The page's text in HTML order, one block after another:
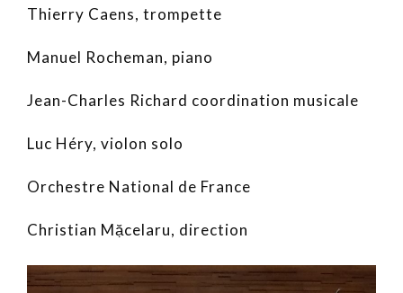
Thierry Caens, trompette
Manuel Rocheman, piano
Jean-Charles Richard coordination musicale
Luc Héry, violon solo
Orchestre National de France
Christian Mặcelaru, direction